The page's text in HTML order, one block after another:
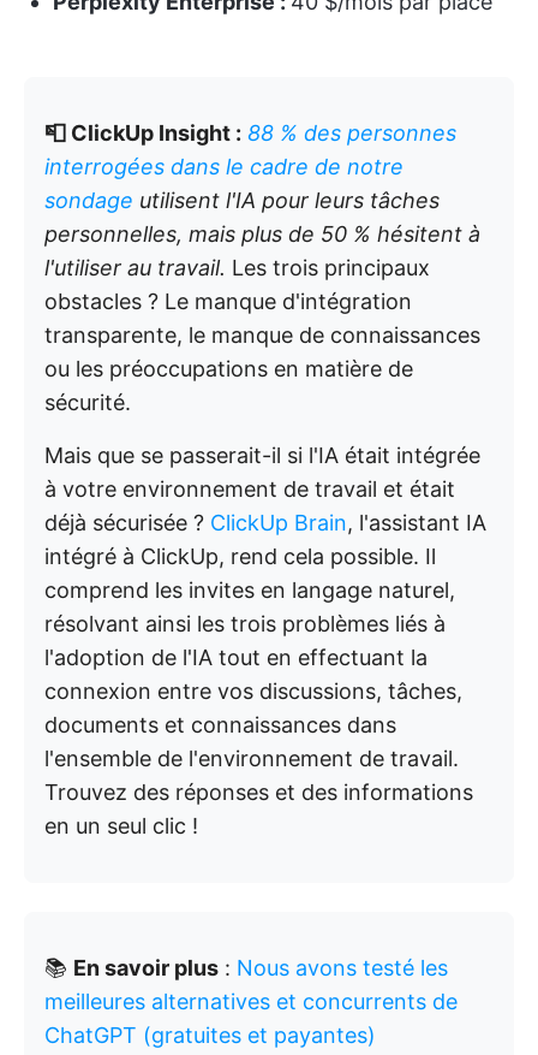
📮 ClickUp Insight : 88 % des personnes
interrogées dans le cadre de notre
sondage utilisent l'IA pour leurs tâches
personnelles, mais plus de 50 % hésitent à
l'utiliser au travail. Les trois principaux
obstacles ? Le manque d'intégration
transparente, le manque de connaissances
ou les préoccupations en matière de
sécurité.
Mais que se passerait-il si l'IA était intégrée
à votre environnement de travail et était
déjà sécurisée ? ClickUp Brain, l'assistant IA
intégré à ClickUp, rend cela possible. Il
comprend les invites en langage naturel,
résolvant ainsi les trois problèmes liés à
l'adoption de l'IA tout en effectuant la
connexion entre vos discussions, tâches,
documents et connaissances dans
l'ensemble de l'environnement de travail.
Trouvez des réponses et des informations
en un seul clic !
📚 En savoir plus : Nous avons testé les
meilleures alternatives et concurrents de
ChatGPT (gratuites et payantes)